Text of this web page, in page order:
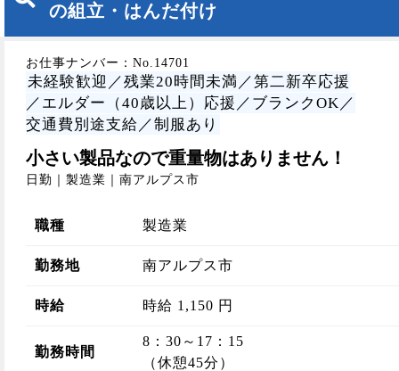
の組立・はんだ付け
お仕事ナンバー：No.14701
未経験歓迎／残業20時間未満／第二新卒応援
／エルダー（40歳以上）応援／ブランクOK／
交通費別途支給／制服あり
小さい製品なので重量物はありません！
日勤｜製造業｜南アルプス市
職種 製造業
勤務地 南アルプス市
時給 時給 1,150 円
勤務時間
8：30～17：15
（休憩45分）